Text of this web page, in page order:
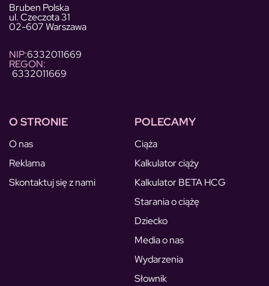
Bruben Polska
ul. Czeczota 31
02-607 Warszawa
NIP:6332011669
REGON:
6332011669
O STRONIE
O nas
Reklama
Skontaktuj się z nami
POLECAMY
Ciąża
Kalkulator ciąży
Kalkulator BETA HCG
Starania o ciążę
Dziecko
Media o nas
Wydarzenia
Słownik